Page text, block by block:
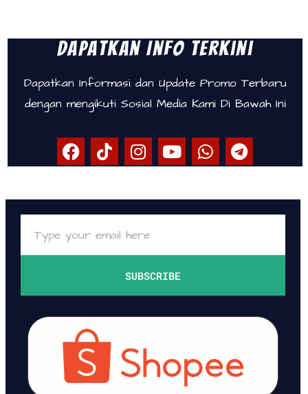
Dapatkan Info Terkini
Dapatkan Informasi dan Update Promo Terbaru
dengan mengikuti Sosial Media Kami Di Bawah Ini
SUBSCRIBE